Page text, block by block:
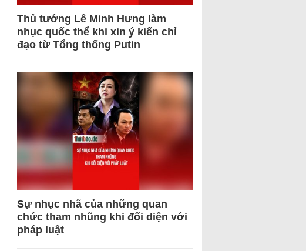
Thủ tướng Lê Minh Hưng làm
nhục quốc thể khi xin ý kiến chỉ
đạo từ Tổng thống Putin
Sự nhục nhã của những quan
chức tham nhũng khi đối diện với
pháp luật